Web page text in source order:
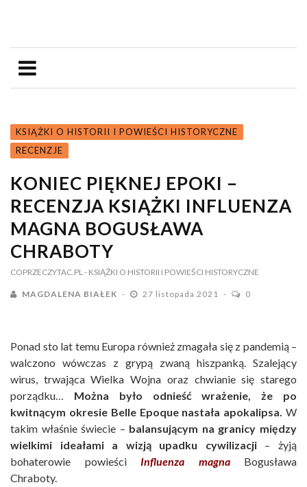
KSIĄŻKI O HISTORII I POWIEŚCI HISTORYCZNE
RECENZJE
KONIEC PIĘKNEJ EPOKI –
RECENZJA KSIĄŻKI INFLUENZA
MAGNA BOGUSŁAWA
CHRABOTY
COPRZECZYTAC.PL - KSIĄŻKI O HISTORII I POWIEŚCI HISTORYCZNE
MAGDALENA BIAŁEK 27 listopada 2021 0
Ponad sto lat temu Europa również zmagała się z pandemią –
walczono wówczas z grypą zwaną hiszpanką. Szalejący
wirus, trwająca Wielka Wojna oraz chwianie się starego
porządku… Można było odnieść wrażenie, że po
kwitnącym okresie Belle Epoque nastała apokalipsa. W
takim właśnie świecie – balansującym na granicy między
wielkimi ideałami a wizją upadku cywilizacji– żyją
bohaterowie powieści Influenza magnaBogusława
Chraboty.